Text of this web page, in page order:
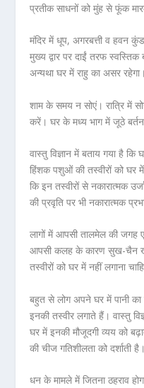
प्रतीक साधनों को मुंह से फूंक
मंदिर में धूप, अगरबत्ती व हवन
मुख्य द्वार पर दाईं तरफ
अन्यथा घर में राहु का असर रहेगा।
शाम के समय न सोएं। रात्रि में
करें। घर के मध्य भाग में जूठे बर्तन
वास्तु विज्ञान में बताय गया है
हिंशक पशुओं की तस्वीरों को घर
कि इन तस्वीरों से नकारात्मक
की प्रवृति पर भी नकारात्मक
लागों में आपसी तालमेल की जगह
आपसी कलह के कारण सुख-चैन
तस्वीरों को घर में नहीं लगाना
बहुत से लोग अपने घर में पानी का
इनकी तस्वीर लगाते हैं। वास्तु
घर में इनकी मौजूदगी व्यय को
की चीज गतिशीलता को दर्शाती है।
धन के मामले में जितना ठहराव